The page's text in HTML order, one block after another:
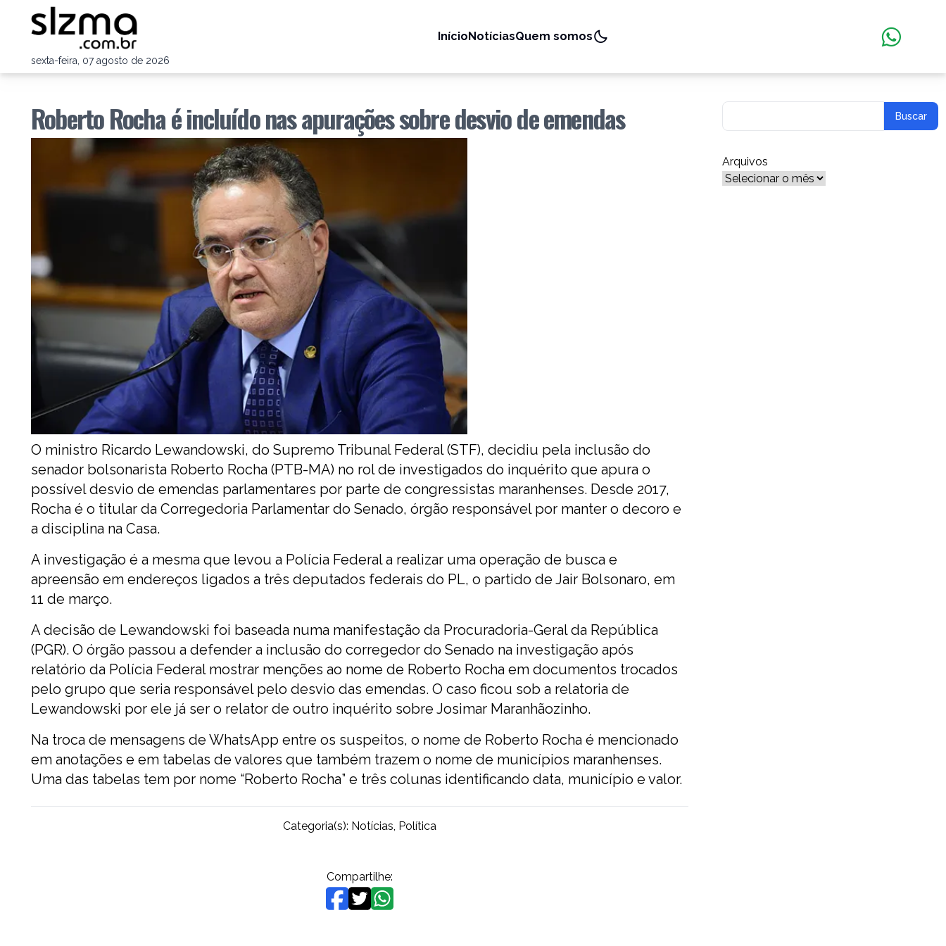
sexta-feira, 07 agosto de 2026
InícioNotíciasQuem somos
Roberto Rocha é incluído nas apurações sobre desvio de emendas
O ministro Ricardo Lewandowski, do Supremo Tribunal Federal (STF), decidiu pela inclusão do
senador bolsonarista Roberto Rocha (PTB-MA) no rol de investigados do inquérito que apura o
possível desvio de emendas parlamentares por parte de congressistas maranhenses. Desde 2017,
Rocha é o titular da Corregedoria Parlamentar do Senado, órgão responsável por manter o decoro e
a disciplina na Casa.
A investigação é a mesma que levou a Polícia Federal a realizar uma operação de busca e
apreensão em endereços ligados a três deputados federais do PL, o partido de Jair Bolsonaro, em
11 de março.
A decisão de Lewandowski foi baseada numa manifestação da Procuradoria-Geral da República
(PGR). O órgão passou a defender a inclusão do corregedor do Senado na investigação após
relatório da Polícia Federal mostrar menções ao nome de Roberto Rocha em documentos trocados
pelo grupo que seria responsável pelo desvio das emendas. O caso ficou sob a relatoria de
Lewandowski por ele já ser o relator de outro inquérito sobre Josimar Maranhãozinho.
Na troca de mensagens de WhatsApp entre os suspeitos, o nome de Roberto Rocha é mencionado
em anotações e em tabelas de valores que também trazem o nome de municípios maranhenses.
Uma das tabelas tem por nome “Roberto Rocha” e três colunas identificando data, município e valor.
Categoria(s): Notícias, Política
Compartilhe:
Arquivos
Arquivos